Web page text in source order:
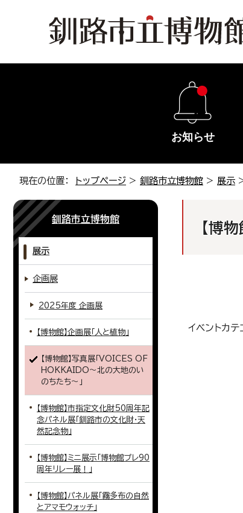
お知らせ
現在の位置： トップページ > 釧路市立博物館 > 展示
【博
イベントカテ
釧路市立博物館
展示
企画展
2025年度 企画展
【博物館】企画展「人と植物」
【博物館】写真展「VOICES OF
HOKKAIDO～北の大地のい
のちたち～」
【博物館】市指定文化財50周年記
念パネル展「釧路市の文化財・天
然記念物」
【博物館】ミニ展示「博物館プレ90
周年リレー展！」
【博物館】パネル展「霧多布の自然
とアマモウォッチ」